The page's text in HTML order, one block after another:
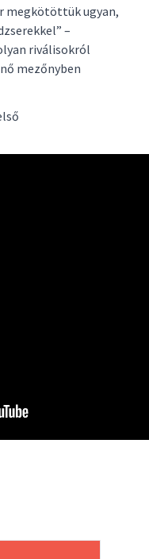
megkötöttük ugyan,
–
riválisokról
mezőnyben